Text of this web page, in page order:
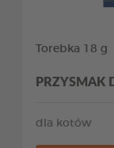
Torebka 18 g
PRZYSMAK
dla kotów